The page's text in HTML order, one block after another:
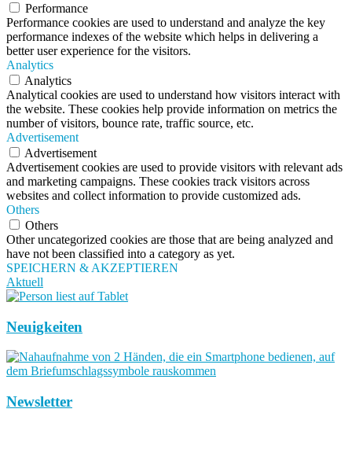
Performance
Performance cookies are used to understand and analyze the key
performance indexes of the website which helps in delivering a
better user experience for the visitors.
Analytics
Analytics
Analytical cookies are used to understand how visitors interact with
the website. These cookies help provide information on metrics the
number of visitors, bounce rate, traffic source, etc.
Advertisement
Advertisement
Advertisement cookies are used to provide visitors with relevant ads
and marketing campaigns. These cookies track visitors across
websites and collect information to provide customized ads.
Others
Others
Other uncategorized cookies are those that are being analyzed and
have not been classified into a category as yet.
SPEICHERN & AKZEPTIEREN
Aktuell
Neuigkeiten
Newsletter